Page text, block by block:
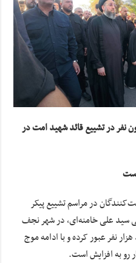
شعبی: بیش از ۲.۳ میلیون نفر در تشییع قائد شهید امت در
در مراسم تشییع پیکر
سید علی خامنه‌ای، در شهر نجف
نفر عبور کرده و با ادامه موج
رو به افزایش است.